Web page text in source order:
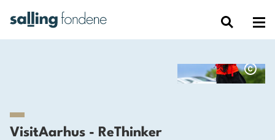
VisitAarhus - ReThinker